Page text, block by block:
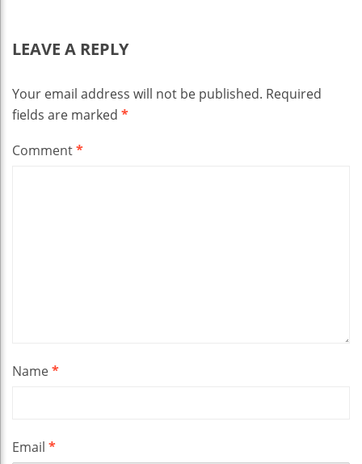
LEAVE A REPLY
Your email address will not be published. Required
fields are marked *
Comment*
Name*
Email *